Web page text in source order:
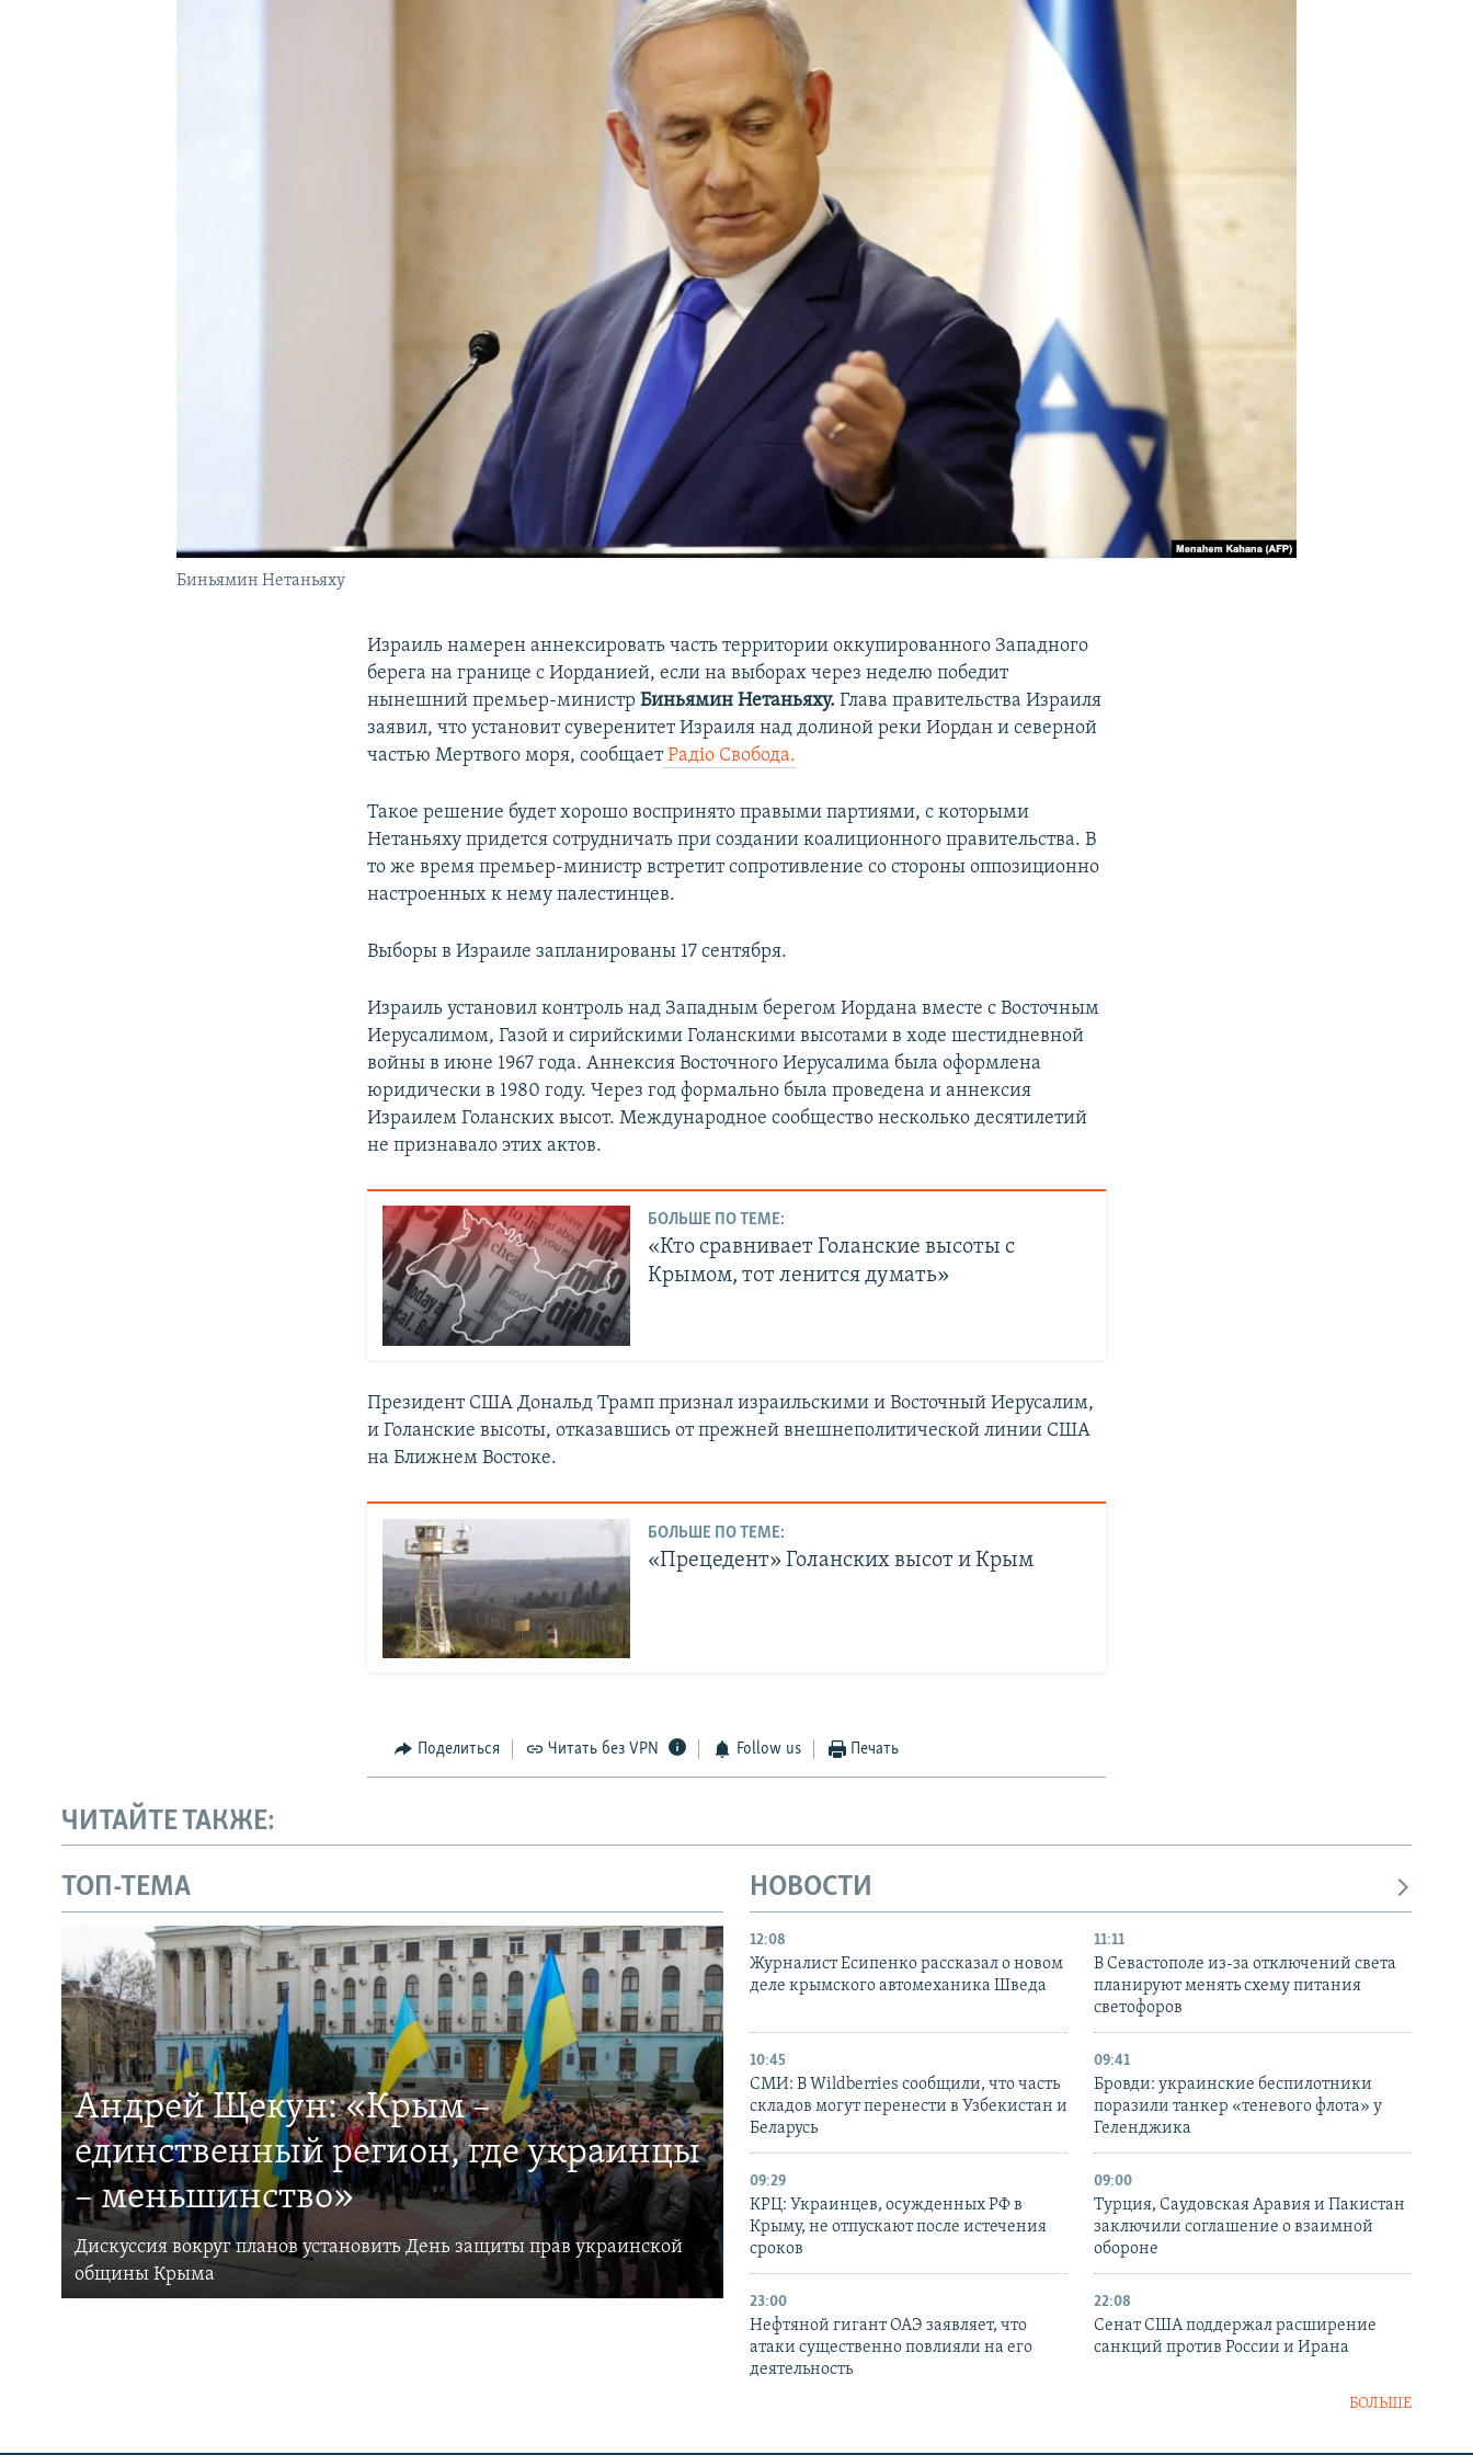
Биньямин Нетаньяху
Израиль намерен аннексировать часть территории оккупированного Западного
берега на границе с Иорданией, если на выборах через неделю победит
нынешний премьер-министрБиньямин Нетаньяху. Глава правительства Израиля
заявил, что установит суверенитет Израиля над долиной реки Иордан и северной
частью Мертвого моря, сообщаетРадіо Свобода.
Такое решение будет хорошо воспринято правыми партиями, с которыми
Нетаньяху придется сотрудничать при создании коалиционного правительства. В
то же время премьер-министр встретит сопротивление со стороны оппозиционно
настроенных к нему палестинцев.
Выборы в Израиле запланированы 17 сентября.
Израиль установил контроль над Западным берегом Иордана вместе с Восточным
Иерусалимом, Газой и сирийскими Голанскими высотами в ходе шестидневной
войны в июне 1967 года. Аннексия Восточного Иерусалима была оформлена
юридически в 1980 году. Через год формально была проведена и аннексия
Израилем Голанских высот. Международное сообщество несколько десятилетий
не признавало этих актов.
БОЛЬШЕ ПО ТЕМЕ:
«Кто сравнивает Голанские высоты с
Крымом, тот ленится думать»
Президент США Дональд Трамп признал израильскими и Восточный Иерусалим,
и Голанские высоты, отказавшись от прежней внешнеполитической линии США
на Ближнем Востоке.
БОЛЬШЕ ПО ТЕМЕ:
«Прецедент» Голанских высот и Крым
Поделиться Читать без VPN Follow us Печать
ЧИТАЙТЕ ТАКЖЕ:
ТОП-ТЕМА
Андрей Щекун: «Крым –
единственный регион, где украинцы
– меньшинство»
Дискуссия вокруг планов установить День защиты прав украинской
общины Крыма
НОВОСТИ
12:08
Журналист Есипенко рассказал о новом
деле крымского автомеханика Шведа
11:11
В Севастополе из-за отключений света
планируют менять схему питания
светофоров
10:45
СМИ: В Wildberries сообщили, что часть
складов могут перенести в Узбекистан и
Беларусь
09:41
Бровди: украинские беспилотники
поразили танкер «теневого флота» у
Геленджика
09:29
КРЦ: Украинцев, осужденных РФ в
Крыму, не отпускают после истечения
сроков
09:00
Турция, Саудовская Аравия и Пакистан
заключили соглашение о взаимной
обороне
23:00
Нефтяной гигант ОАЭ заявляет, что
атаки существенно повлияли на его
деятельность
22:08
Сенат США поддержал расширение
санкций против России и Ирана
БОЛЬШЕ